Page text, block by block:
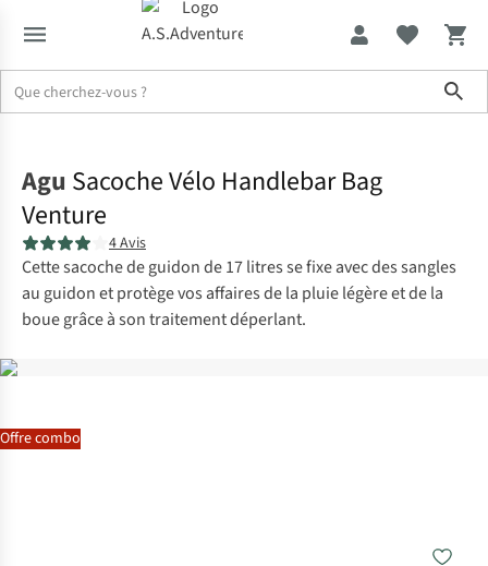
Offre combo
Agu Sacoche Vélo Handlebar Bag
Venture
4 Avis
Cette sacoche de guidon de 17 litres se fixe avec des sangles
au guidon et protège vos affaires de la pluie légère et de la
boue grâce à son traitement déperlant.